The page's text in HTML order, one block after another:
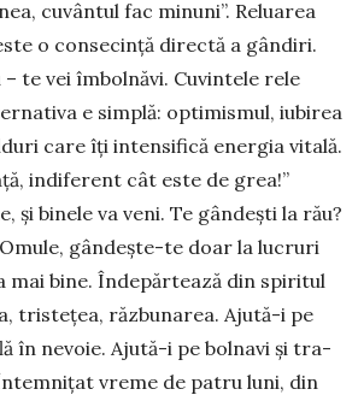
cuvântul fac mi­nuni”. Re­luarea
o con­se­cință directă a gândiri.
– te vei îmbolnăvi. Cu­vintele rele
e simplă: optimismul, iubirea
ca­re îți in­ten­sifică energia vitală.
indife­rent cât este de grea!”
și binele va veni. Te gândești la rău?
gândește-te doar la lucruri
mai bine. Îndepărtează din spiritul
tristețea, răzbunarea. Ajută-i pe
în nevoie. Ajută-i pe bolnavi și tra­
vreme de patru luni, din